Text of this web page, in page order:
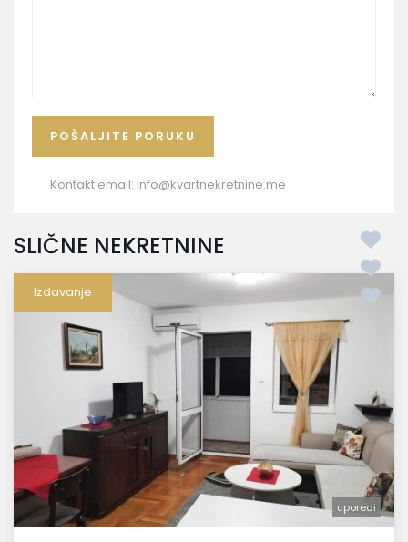
Kontakt email: info@kvartnekretnine.me
SLIČNE NEKRETNINE
Izdavanje
uporedi